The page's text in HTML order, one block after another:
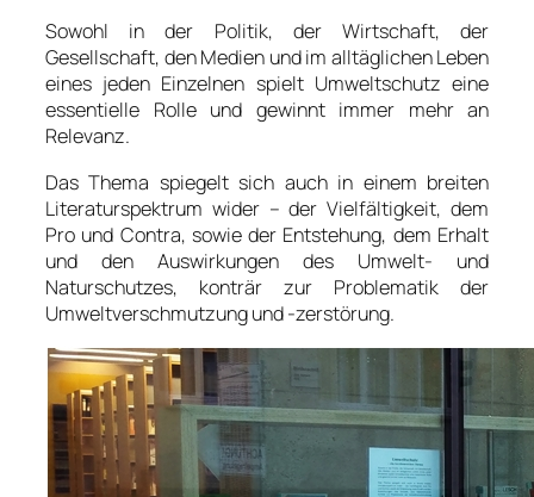
Sowohl in der Politik, der Wirtschaft, der
Gesellschaft, den Medien und im alltäglichen Leben
eines jeden Einzelnen spielt Umweltschutz eine
essentielle Rolle und gewinnt immer mehr an
Relevanz.
Das Thema spiegelt sich auch in einem breiten
Literaturspektrum wider – der Vielfältigkeit, dem
Pro und Contra, sowie der Entstehung, dem Erhalt
und den Auswirkungen des Umwelt- und
Naturschutzes, konträr zur Problematik der
Umweltverschmutzung und -zerstörung.